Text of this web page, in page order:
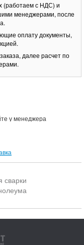
(работаем с НДС) и
менеджерами, после
оплату документы,
далее расчет по
у менеджера
сварки